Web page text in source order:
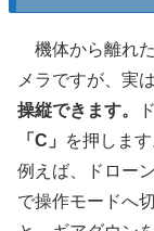
機体から離れ
メラですが、実
操縦できます。
「C」
を押しま
例えば、ドロー
で操作モードへ